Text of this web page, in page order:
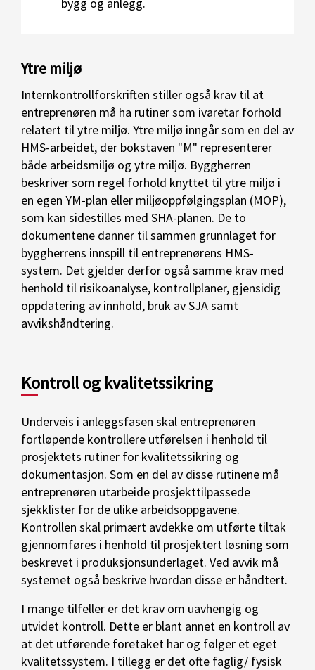
Ytre miljø
Internkontrollforskriften stiller også krav til at
entreprenøren må ha rutiner som ivaretar forhold
relatert til ytre miljø. Ytre miljø inngår som en del av
HMS-arbeidet, der bokstaven "M" representerer
både arbeidsmiljø og ytre miljø. Byggherren
beskriver som regel forhold knyttet til ytre miljø i
en egen YM-plan eller miljøoppfølgingsplan (MOP),
som kan sidestilles med SHA-planen. De to
dokumentene danner til sammen grunnlaget for
byggherrens innspill til entreprenørens HMS-
system. Det gjelder derfor også samme krav med
henhold til risikoanalyse, kontrollplaner, gjensidig
oppdatering av innhold, bruk av SJA samt
avvikshåndtering.
Kontroll og kvalitetssikring
Underveis i anleggsfasen skal entreprenøren
fortløpende kontrollere utførelsen i henhold til
prosjektets rutiner for kvalitetssikring og
dokumentasjon. Som en del av disse rutinene må
entreprenøren utarbeide prosjekttilpassede
sjekklister for de ulike arbeidsoppgavene.
Kontrollen skal primært avdekke om utførte tiltak
gjennomføres i henhold til prosjektert løsning som
beskrevet i produksjonsunderlaget. Ved avvik må
systemet også beskrive hvordan disse er håndtert.
I mange tilfeller er det krav om uavhengig og
utvidet kontroll. Dette er blant annet en kontroll av
at det utførende foretaket har og følger et eget
kvalitetssystem. I tillegg er det ofte faglig/ fysisk